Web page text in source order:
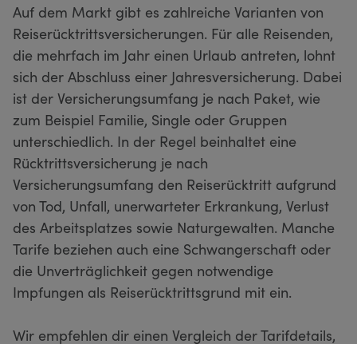
Auf dem Markt gibt es zahlreiche Varianten von
Reiserücktrittsversicherungen. Für alle Reisenden,
die mehrfach im Jahr einen Urlaub antreten, lohnt
sich der Abschluss einer Jahresversicherung. Dabei
ist der Versicherungsumfang je nach Paket, wie
zum Beispiel Familie, Single oder Gruppen
unterschiedlich. In der Regel beinhaltet eine
Rücktrittsversicherung je nach
Versicherungsumfang den Reiserücktritt aufgrund
von Tod, Unfall, unerwarteter Erkrankung, Verlust
des Arbeitsplatzes sowie Naturgewalten. Manche
Tarife beziehen auch eine Schwangerschaft oder
die Unverträglichkeit gegen notwendige
Impfungen als Reiserücktrittsgrund mit ein.
Wir empfehlen dir einen Vergleich der Tarifdetails,